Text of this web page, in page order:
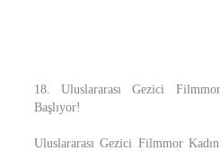
18. Uluslararası Gezici
Başlıyor!
Uluslararası Gezici Filmmor